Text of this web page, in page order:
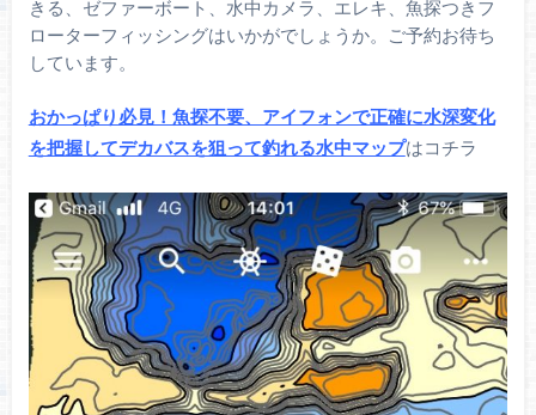
きる、ゼファーボート、水中カメラ、エレキ、魚探つきフ
ローターフィッシングはいかがでしょうか。ご予約お待ち
しています。
おかっぱり必見！魚探不要、アイフォンで正確に水深変化
を把握してデカバスを狙って釣れる水中マップはコチラ